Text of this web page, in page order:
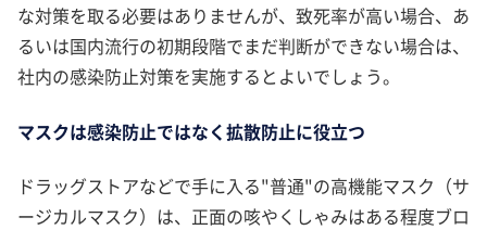
な対策を取る必要はありませんが、致死率が高い場合、あ
るいは国内流行の初期段階でまだ判断ができない場合は、
社内の感染防止対策を実施するとよいでしょう。
マスクは感染防止ではなく拡散防止に役立つ
ドラッグストアなどで手に入る"普通"の高機能マスク（サ
ージカルマスク）は、正面の咳やくしゃみはある程度ブロ